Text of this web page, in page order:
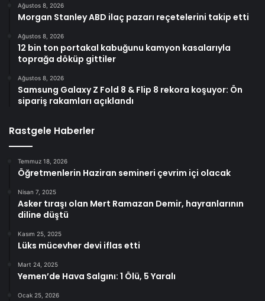
Ağustos 8, 2026
Morgan Stanley ABD ilaç pazarı reçetelerini takip etti
Ağustos 8, 2026
12 bin ton portakal kabuğunu kamyon kasalarıyla
toprağa döküp gittiler
Ağustos 8, 2026
Samsung Galaxy Z Fold 8 & Flip 8 rekora koşuyor: Ön
sipariş rakamları açıklandı
Rastgele Haberler
Temmuz 18, 2026
Öğretmenlerin Haziran semineri çevrim içi olacak
Nisan 7, 2025
Asker tıraşı olan Mert Ramazan Demir, hayranlarının
diline düştü
Kasım 25, 2025
Lüks mücevher devi iflas etti
Mart 24, 2025
Yemen’de Hava Salgını: 1 Ölü, 5 Yaralı
Ocak 25, 2026